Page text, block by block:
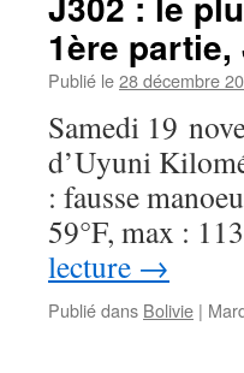
1ère partie,
Publié le28 décembre
Samedi 19
d’Uyuni
: fausse
59°F, max :
lecture →
Publié dans Bolivie |